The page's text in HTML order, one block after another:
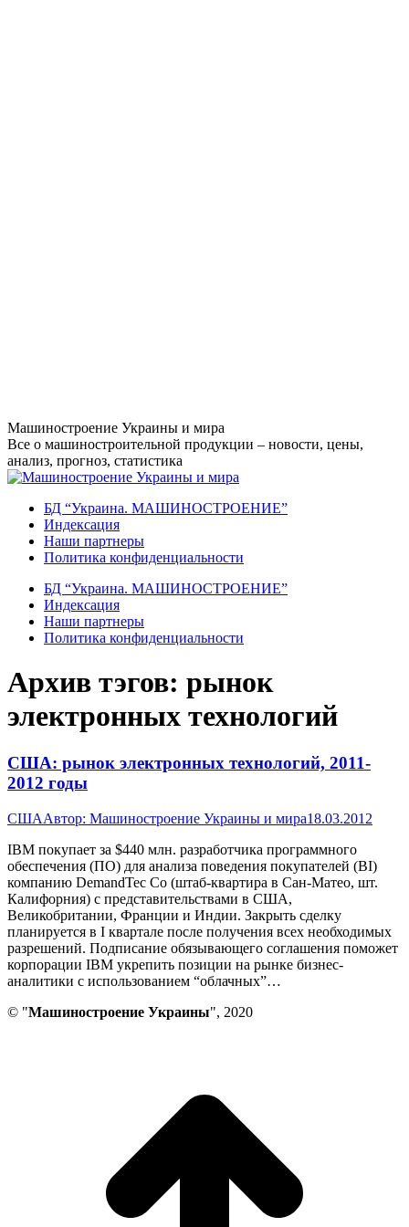
Перейти
к
содержанию
Машиностроение Украины и мира
Все о машиностроительной продукции – новости, цены,
анализ, прогноз, статистика
БД “Украина. МАШИНОСТРОЕНИЕ”
Индекcация
Наши партнеры
Политика конфиденциальности
БД “Украина. МАШИНОСТРОЕНИЕ”
Индекcация
Наши партнеры
Политика конфиденциальности
Архив тэгов: рынок
электронных технологий
США: рынок электронных технологий, 2011-
2012 годы
СШААвтор: Машиностроение Украины и мира18.03.2012
IBM покупает за $440 млн. разработчика программного
обеспечения (ПО) для анализа поведения покупателей (BI)
компанию DemandTec Со (штаб-квартира в Сан-Матео, шт.
Калифорния) с представительствами в США,
Великобритании, Франции и Индии. Закрыть сделку
планируется в I квартале после получения всех необходимых
разрешений. Подписание обязывающего соглашения поможет
корпорации IBM укрепить позиции на рынке бизнес-
аналитики с использованием “облачных”…
© "Машиностроение Украины", 2020